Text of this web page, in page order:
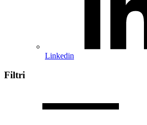
Linkedin
Filtri